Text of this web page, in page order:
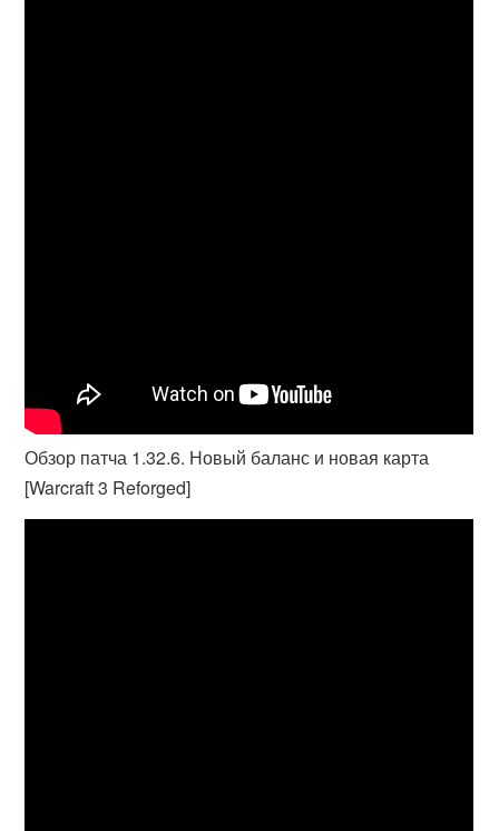
Обзор патча 1.32.6. Новый баланс и новая карта
[Warcraft 3 Reforged]